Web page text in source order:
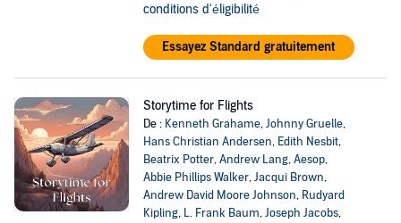
conditions d'éligibilité
Essayez Standard gratuitement
Storytime for Flights
De : Kenneth Grahame,Johnny Gruelle,
Hans Christian Andersen, Edith Nesbit,
Beatrix Potter,Andrew Lang,Aesop,
Abbie Phillips Walker,Jacqui Brown,
Andrew David Moore Johnson, Rudyard
Kipling, L. Frank Baum,Joseph Jacobs,